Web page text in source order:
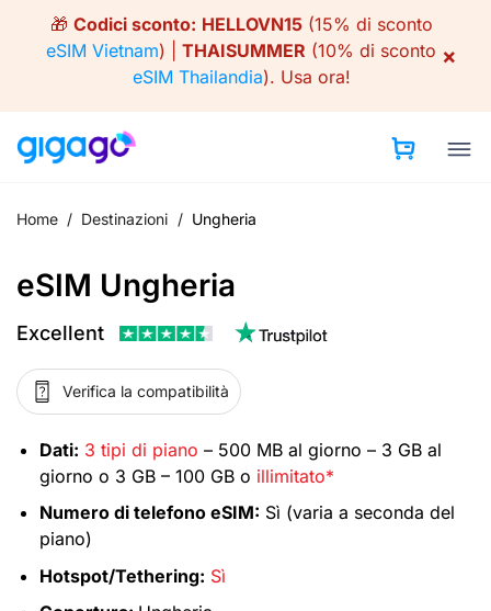
content
🎁 Codici sconto: HELLOVN15(15% di sconto
eSIM Vietnam) | THAISUMMER (10% di sconto
eSIM Thailandia). Usa ora!
×
Home / Destinazioni / Ungheria
eSIM Ungheria
Excellent
Verifica la compatibilità
Dati: 3 tipi di piano – 500 MB al giorno – 3 GB al
giorno o 3 GB – 100 GB o illimitato*
Numero di telefono eSIM: Sì (varia a seconda del
piano)
Hotspot/Tethering: Sì